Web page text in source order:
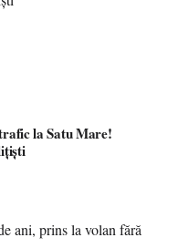
la Satu Mare!